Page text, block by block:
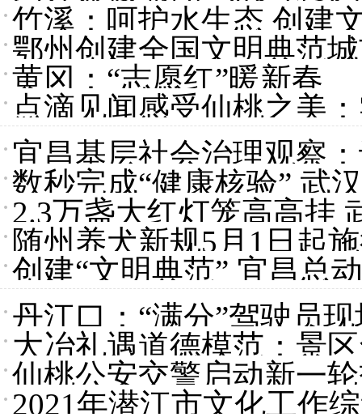
竹溪：呵护水生态 创建
鄂州创建全国文明典范
黄冈：“志愿红”暖新春
点滴见闻感受仙桃之美
宜昌基层社会治理观察
数秒完成“健康核验” 武
2.3万盏大红灯笼高高挂
随州养犬新规5月1日起
创建“文明典范” 宜昌总
丹江口：“满分”驾驶员
大冶礼遇道德模范：景
仙桃公安交警启动新一
2021年潜江市文化工作